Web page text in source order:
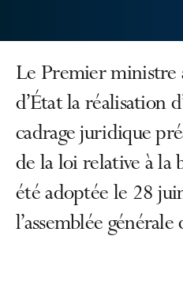
Le Premier ministre
d’État la réalisation
cadrage juridique
de la loi relative à la
été adoptée le 28
l’assemblée